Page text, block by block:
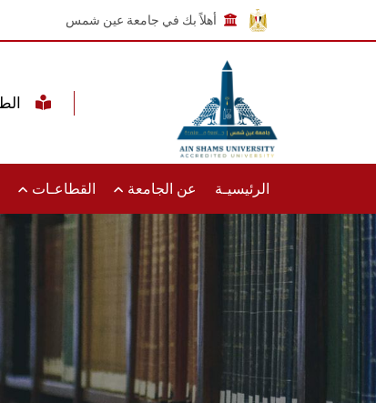
أهلاً بك في جامعة عين شمس
الرئيسيـة عن الجامعة القطاعـات